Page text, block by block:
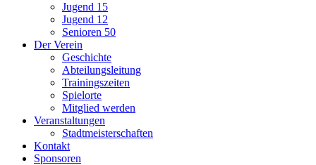
Jugend 15
Jugend 12
Senioren 50
Der Verein
Geschichte
Abteilungsleitung
Trainingszeiten
Spielorte
Mitglied werden
Veranstaltungen
Stadtmeisterschaften
Kontakt
Sponsoren